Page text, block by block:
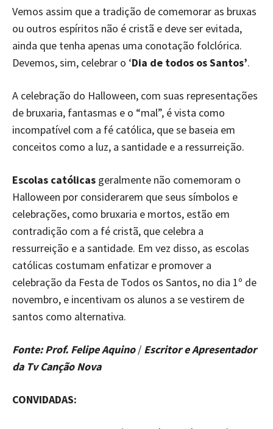
Vemos assim que a tradição de comemorar as bruxas
ou outros espíritos não é cristã e deve ser evitada,
ainda que tenha apenas uma conotação folclórica.
Devemos, sim, celebrar o ‘Dia de todos os Santos’.
A celebração do Halloween, com suas representações
de bruxaria, fantasmas e o “mal”, é vista como
incompatível com a fé católica, que se baseia em
conceitos como a luz, a santidade e a ressurreição.
Escolas católicas geralmente não comemoram o
Halloween por considerarem que seus símbolos e
celebrações, como bruxaria e mortos, estão em
contradição com a fé cristã, que celebra a
ressurreição e a santidade. Em vez disso, as escolas
católicas costumam enfatizar e promover a
celebração da Festa de Todos os Santos, no dia 1º de
novembro, e incentivam os alunos a se vestirem de
santos como alternativa.
Fonte: Prof. Felipe Aquino/ Escritor e Apresentador
da Tv Canção Nova
CONVIDADAS: